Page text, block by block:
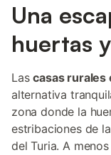
Una
huertas
Lascasas rurales
alternativa
zona donde la
estribaciones de
del Turia. A